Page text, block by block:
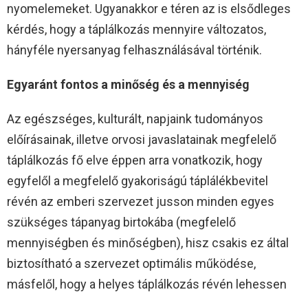
nyomelemeket. Ugyanakkor e téren az is elsődleges
kérdés, hogy a táplálkozás mennyire változatos,
hányféle nyersanyag felhasználásával történik.
Egyaránt fontos a minőség és a mennyiség
Az egészséges, kulturált, napjaink tudományos
előírásainak, illetve orvosi javaslatainak megfelelő
táplálkozás fő elve éppen arra vonatkozik, hogy
egyfelől a megfelelő gyakoriságú táplálékbevitel
révén az emberi szervezet jusson minden egyes
szükséges tápanyag birtokába (megfelelő
mennyiségben és minőségben), hisz csakis ez által
biztosítható a szervezet optimális működése,
másfelől, hogy a helyes táplálkozás révén lehessen